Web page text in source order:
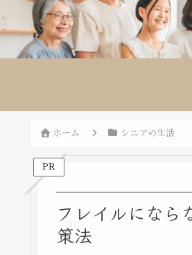
ホーム シニアの生活
PR
フレイルになら
策法